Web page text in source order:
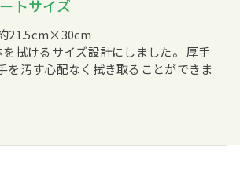
トサイズ
21.5cm×30cm
拭けるサイズ設計にしました。 厚手
を汚す心配なく拭き取ることができま